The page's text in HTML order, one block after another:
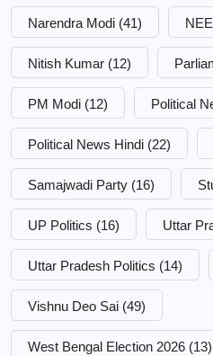
Narendra Modi (41)
Nitish Kumar (12)
PM Modi (12) Political
Political News Hindi (22)
Samajwadi Party (16)
UP Politics (16) Uttar
Uttar Pradesh Politics (14)
Vishnu Deo Sai (49)
West Bengal Election 2026 (13)